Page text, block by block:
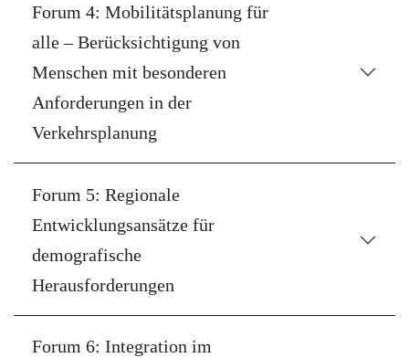
Forum 4: Mobilitätsplanung für
alle – Berücksichtigung von
Menschen mit besonderen
Anforderungen in der
Verkehrsplanung
Forum 5: Regionale
Entwicklungsansätze für
demografische
Herausforderungen
Forum 6: Integration im